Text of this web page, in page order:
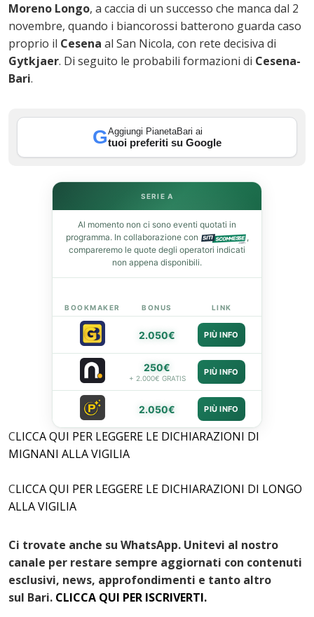
Moreno Longo, a caccia di un successo che manca dal 2
novembre, quando i biancorossi batterono guarda caso
proprio il Cesena al San Nicola, con rete decisiva di
Gytkjaer. Di seguito le probabili formazioni di Cesena-
Bari.
GAggiungi PianetaBari ai
tuoi preferiti su Google
SERIE A
Al momento non ci sono eventi quotati in
programma. In collaborazione con
,
compareremo le quote degli operatori indicati
non appena disponibili.
BOOKMAKER BONUS LINK
2.050€ PIÙ INFO
250€
+ 2.000€ GRATIS
PIÙ INFO
2.050€ PIÙ INFO
CLICCA QUI PER LEGGERE LE DICHIARAZIONI DI
MIGNANI ALLA VIGILIA
CLICCA QUI PER LEGGERE LE DICHIARAZIONI DI LONGO
ALLA VIGILIA
Ci trovate anche su WhatsApp. Unitevi al nostro
canale per restare sempre aggiornati con contenuti
esclusivi, news, approfondimenti e tanto altro
sul Bari. CLICCA QUI PER ISCRIVERTI.